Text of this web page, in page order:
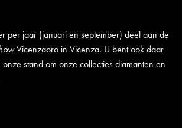
per jaar (januari en september) deel aan de
Vicenzaoro in Vicenza. U bent ook daar
stand om onze collecties diamanten en